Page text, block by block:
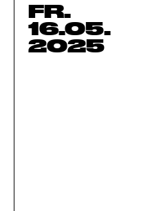
FR.
16.05.
2025